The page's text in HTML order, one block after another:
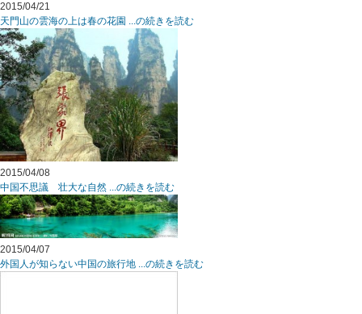
2015/04/21
天門山の雲海の上は春の花園 ...の続きを読む
2015/04/08
中国不思議 壮大な自然 ...の続きを読む
2015/04/07
外国人が知らない中国の旅行地 ...の続きを読む